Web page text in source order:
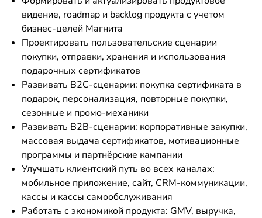
видение, roadmap и backlog продукта с учетом
бизнес-целей Магнита
Проектировать пользовательские сценарии
покупки, отправки, хранения и использования
подарочных сертификатов
Развивать B2C-сценарии: покупка сертификата в
подарок, персонализация, повторные покупки,
сезонные и промо-механики
Развивать B2B-сценарии: корпоративные закупки,
массовая выдача сертификатов, мотивационные
программы и партнёрские кампании
Улучшать клиентский путь во всех каналах:
мобильное приложение, сайт, CRM-коммуникации,
кассы и кассы самообслуживания
Работать с экономикой продукта: GMV, выручка,